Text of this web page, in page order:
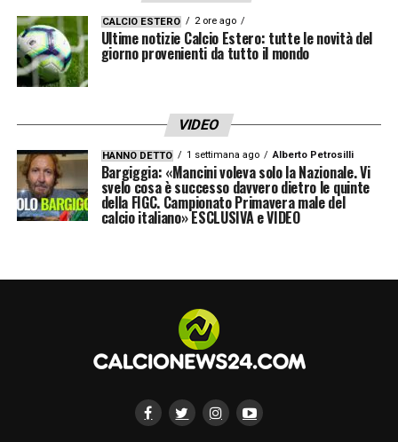
CALCIO ESTERO 2 ore ago
Ultime notizie Calcio Estero: tutte le novità del
giorno provenienti da tutto il mondo
VIDEO
HANNO DETTO 1 settimana ago Alberto Petrosilli
Bargiggia: «Mancini voleva solo la Nazionale. Vi
svelo cosa è successo davvero dietro le quinte
della FIGC. Campionato Primavera male del
calcio italiano» ESCLUSIVA e VIDEO